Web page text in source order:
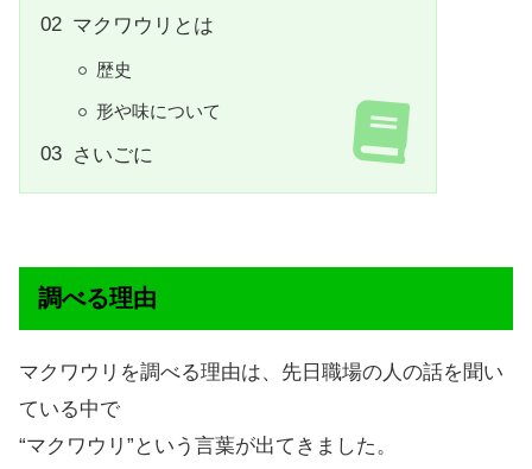
マクワウリとは
歴史
形や味について
さいごに
調べる理由
マクワウリを調べる理由は、先日職場の人の話を聞い
ている中で
“マクワウリ”という言葉が出てきました。